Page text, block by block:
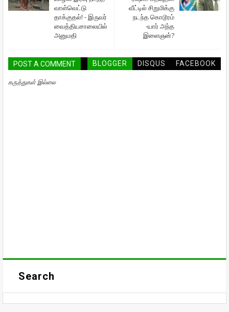
வீட்டில் சிறுமிக்கு
நடந்த கொடூரம்
-யார் அந்த
இளைஞன்?
வாள்வெட்டு
தாக்குதல்! - இருவர்
வைத்தியசாலையில்
அனுமதி
POST A COMMENT BLOGGER DISQUS FACEBOOK
கருத்துகள் இல்லை
Search